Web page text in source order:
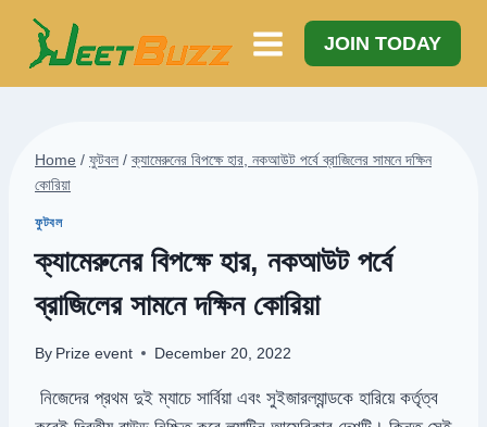
Skip
content
JOIN TODAY
Home / ফুটবল / ক্যামেরুনের বিপক্ষে হার, নকআউট পর্বে ব্রাজিলের সামনে দক্ষিন
কোরিয়া
ফুটবল
ক্যামেরুনের বিপক্ষে হার, নকআউট পর্বে
ব্রাজিলের সামনে দক্ষিন কোরিয়া
By Prize event December 20, 2022
নিজেদের প্রথম দুই ম্যাচে সার্বিয়া এবং সুইজারল্যান্ডকে হারিয়ে কর্তৃত্ব